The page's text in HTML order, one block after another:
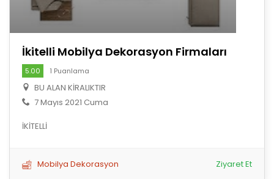
İkitelli Mobilya Dekorasyon Firmaları
5.00 1 Puanlama
BU ALAN KİRALIKTIR
7 Mayıs 2021 Cuma
İKİTELLİ
Mobilya Dekorasyon Ziyaret Et